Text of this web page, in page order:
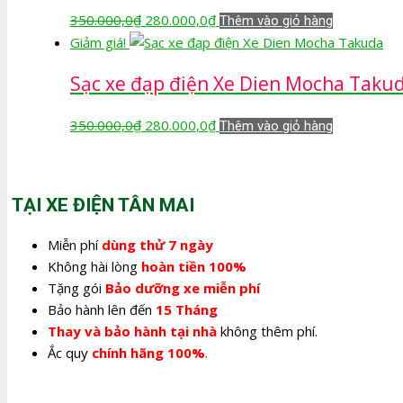
350.000,0₫ Giá
gốc
350.000,0₫.
280.000,0₫Giá
hiện
là:
Thêm vào giỏ hàng
Giảm giá!
Sạc xe đạp điện Xe Dien Mocha
350.000,0₫ Giá
280.000,0₫Giá
Thêm vào giỏ hàng
TẠI XE ĐIỆN TÂN MAI
Miễn phí dùng thử 7 ngày
Không hài lòng hoàn tiền 100%
Tặng gói Bảo dưỡng xe miễn phí
Bảo hành lên đến 15 Tháng
Thay và bảo hành tại nhà không thêm phí.
Ắc quy chính hãng 100%.